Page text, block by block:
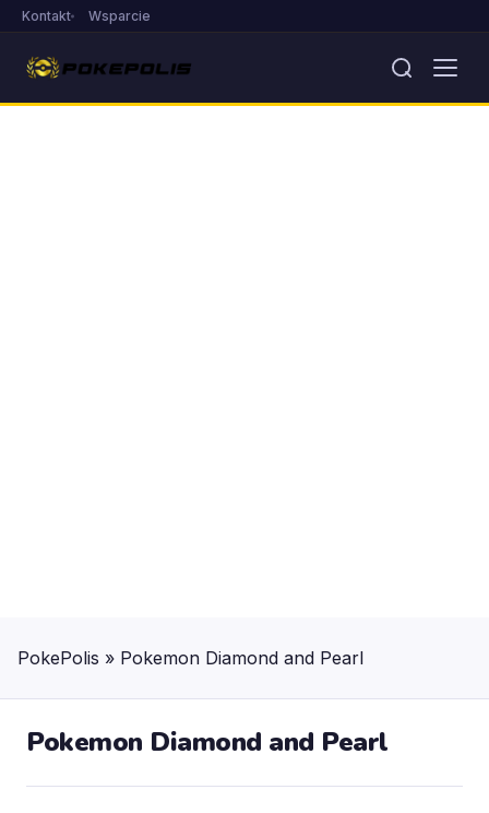
Kontakt Wsparcie
PokePolis » Pokemon Diamond and Pearl
Pokemon Diamond and Pearl